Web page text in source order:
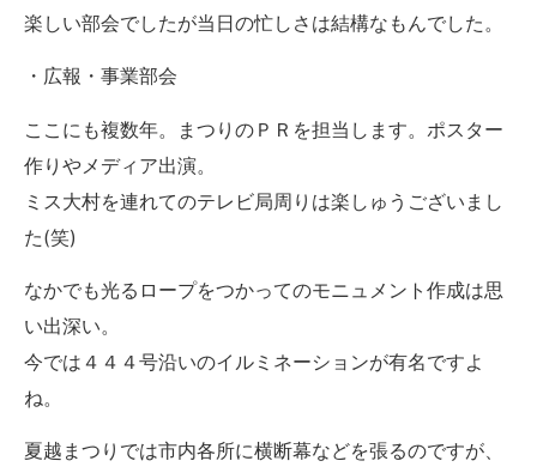
楽しい部会でしたが当日の忙しさは結構なもんでした。
・広報・事業部会
ここにも複数年。まつりのＰＲを担当します。ポスター
作りやメディア出演。
ミス大村を連れてのテレビ局周りは楽しゅうございまし
た(笑)
なかでも光るロープをつかってのモニュメント作成は思
い出深い。
今では４４４号沿いのイルミネーションが有名ですよ
ね。
夏越まつりでは市内各所に横断幕などを張るのですが、